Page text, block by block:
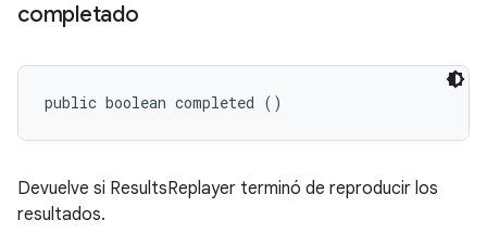
completado
public boolean completed ()
Devuelve si ResultsReplayer terminó de reproducir los
resultados.